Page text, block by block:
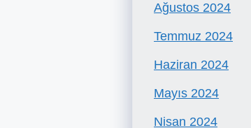
Ağustos 2024
Temmuz 2024
Haziran 2024
Mayıs 2024
Nisan 2024